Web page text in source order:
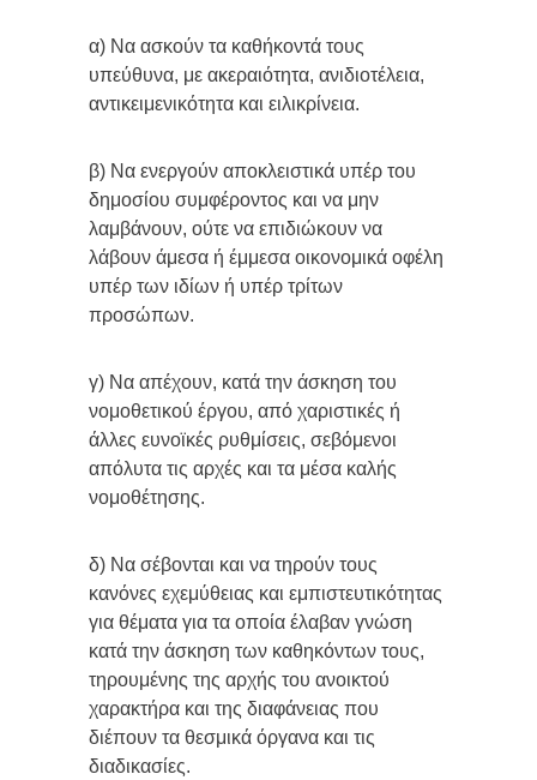
α) Να ασκούν τα καθήκοντά τους
υπεύθυνα, με ακεραιότητα, ανιδιοτέλεια,
αντικειμενικότητα και ειλικρίνεια.
β) Να ενεργούν αποκλειστικά υπέρ του
δημοσίου συμφέροντος και να μην
λαμβάνουν, ούτε να επιδιώκουν να
λάβουν άμεσα ή έμμεσα οικονομικά οφέλη
υπέρ των ιδίων ή υπέρ τρίτων
προσώπων.
γ) Να απέχουν, κατά την άσκηση του
νομοθετικού έργου, από χαριστικές ή
άλλες ευνοϊκές ρυθμίσεις, σεβόμενοι
απόλυτα τις αρχές και τα μέσα καλής
νομοθέτησης.
δ) Να σέβονται και να τηρούν τους
κανόνες εχεμύθειας και εμπιστευτικότητας
για θέματα για τα οποία έλαβαν γνώση
κατά την άσκηση των καθηκόντων τους,
τηρουμένης της αρχής του ανοικτού
χαρακτήρα και της διαφάνειας που
διέπουν τα θεσμικά όργανα και τις
διαδικασίες.